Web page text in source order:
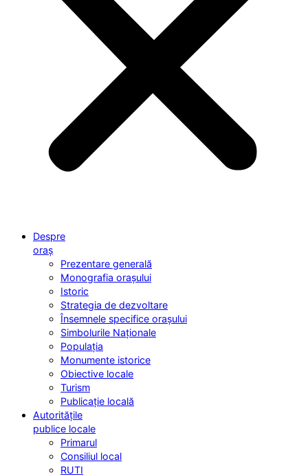
Despre
oraș
Prezentare generală
Monografia orașului
Istoric
Strategia de dezvoltare
Însemnele specifice orașului
Simbolurile Naționale
Populația
Monumente istorice
Obiective locale
Turism
Publicație locală
Autoritățile
publice locale
Primarul
Consiliul local
RUTI